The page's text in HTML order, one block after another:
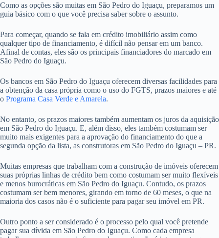
Como as opções são muitas em São Pedro do Iguaçu, preparamos um
guia básico com o que você precisa saber sobre o assunto.
Para começar, quando se fala em crédito imobiliário assim como
qualquer tipo de financiamento, é difícil não pensar em um banco.
Afinal de contas, eles são os principais financiadores do marcado em
São Pedro do Iguaçu.
Os bancos em São Pedro do Iguaçu oferecem diversas facilidades para
a obtenção da casa própria como o uso do FGTS, prazos maiores e até
o Programa Casa Verde e Amarela.
No entanto, os prazos maiores também aumentam os juros da aquisição
em São Pedro do Iguaçu. E, além disso, eles também costumam ser
muito mais exigentes para a aprovação do financiamento do que a
segunda opção da lista, as construtoras em São Pedro do Iguaçu – PR.
Muitas empresas que trabalham com a construção de imóveis oferecem
suas próprias linhas de crédito bem como costumam ser muito flexíveis
e menos burocráticas em São Pedro do Iguaçu. Contudo, os prazos
costumam ser bem menores, girando em torno de 60 meses, o que na
maioria dos casos não é o suficiente para pagar seu imóvel em PR.
Outro ponto a ser considerado é o processo pelo qual você pretende
pagar sua dívida em São Pedro do Iguaçu. Como cada empresa